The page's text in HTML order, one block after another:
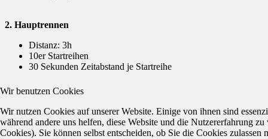
2. Hauptrennen
Distanz: 3h
10er Startreihen
30 Sekunden Zeitabstand je Startreihe
Wir benutzen Cookies
Wir nutzen Cookies auf unserer Website. Einige von ihnen sind
während andere uns helfen, diese Website und die Nutzererfahrung zu
Cookies). Sie können selbst entscheiden, ob Sie die Cookies zulassen